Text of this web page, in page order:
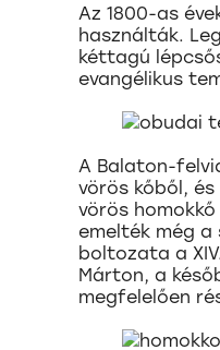
Az 1800-as
használták.
kéttagú
evangélikus
A Balaton-
vörös kőből,
vörös
emelték még a
boltozata a
Márton, a
megfelelően